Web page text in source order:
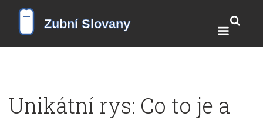
Unikátní rys: Co to je a